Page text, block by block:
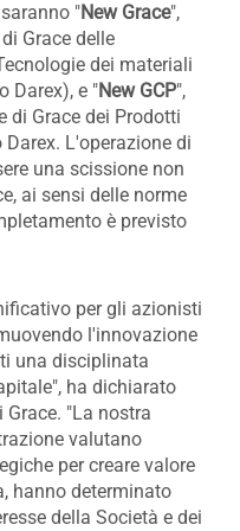
"New Grace",
Grace delle
dei materiali
Darex), e "New GCP",
di Grace dei Prodotti
L'operazione di
una scissione non
ai sensi delle norme
è previsto
per gli azionisti
l'innovazione
una disciplinata
ha dichiarato
Grace. "La nostra
valutano
per creare valore
hanno determinato
della Società e dei